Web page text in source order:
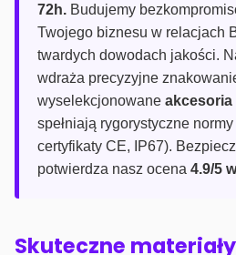
72h. Budujemy
Twojego biznesu w relacjach
twardych dowodach jakości.
wdraża precyzyjne
wyselekcjonowane akcesoria
spełniają rygorystyczne
certyfikaty CE, IP67).
potwierdza nasz ocena 4.9/5
Skuteczne